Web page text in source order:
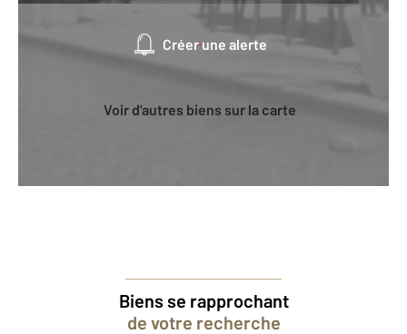
Créer une alerte
Voir d'autres biens sur la carte
Biens se rapprochant
de votre recherche